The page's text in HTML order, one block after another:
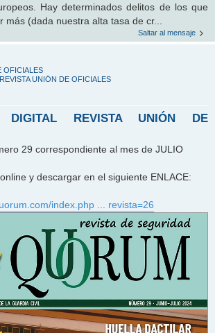
Hay determinados delitos de los que
más (dada nuestra alta tasa de cr...
Saltar al mensaje
OFICIALES
UNIÓN DE OFICIALES
DIGITAL REVISTA UNIÓN DE
29 correspondiente al mes de JULIO
y descargar en el siguiente ENLACE:
index.php ... revista=26